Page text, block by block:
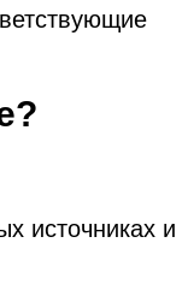
источниках и